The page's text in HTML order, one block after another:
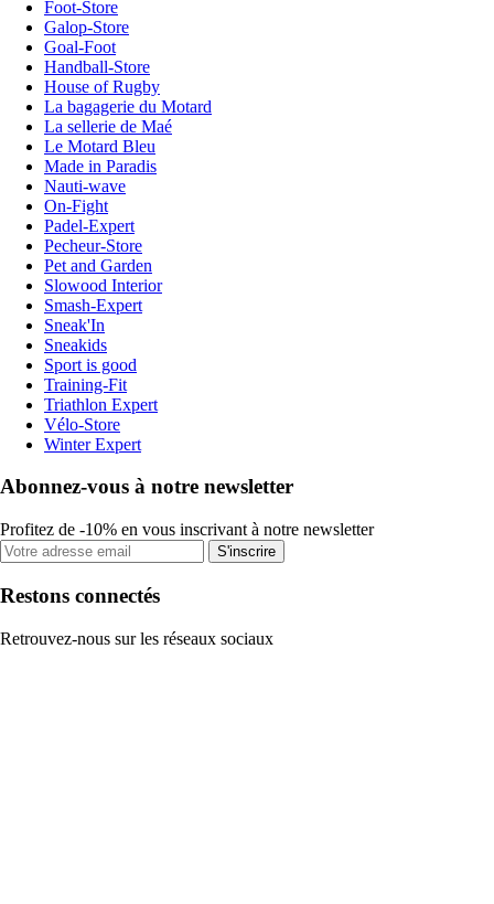
Foot-Store
Galop-Store
Goal-Foot
Handball-Store
House of Rugby
La bagagerie du Motard
La sellerie de Maé
Le Motard Bleu
Made in Paradis
Nauti-wave
On-Fight
Padel-Expert
Pecheur-Store
Pet and Garden
Slowood Interior
Smash-Expert
Sneak'In
Sneakids
Sport is good
Training-Fit
Triathlon Expert
Vélo-Store
Winter Expert
Abonnez-vous à notre newsletter
Profitez de -10% en vous inscrivant à notre newsletter
S'inscrire
Restons connectés
Retrouvez-nous sur les réseaux sociaux